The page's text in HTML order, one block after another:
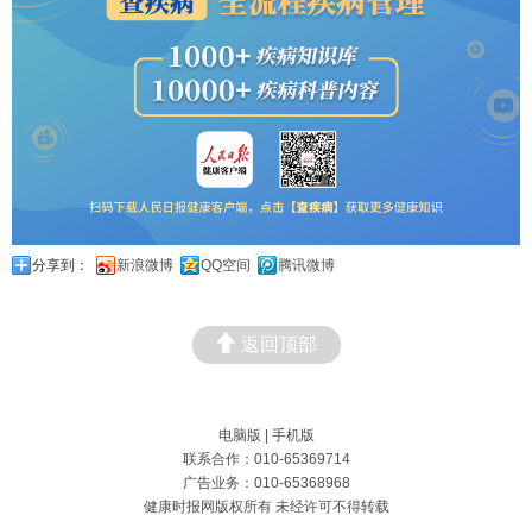
分享到： 新浪微博 QQ空间 腾讯微博
返回顶部
电脑版 | 手机版
联系合作：010-65369714
广告业务：010-65368968
健康时报网版权所有 未经许可不得转载